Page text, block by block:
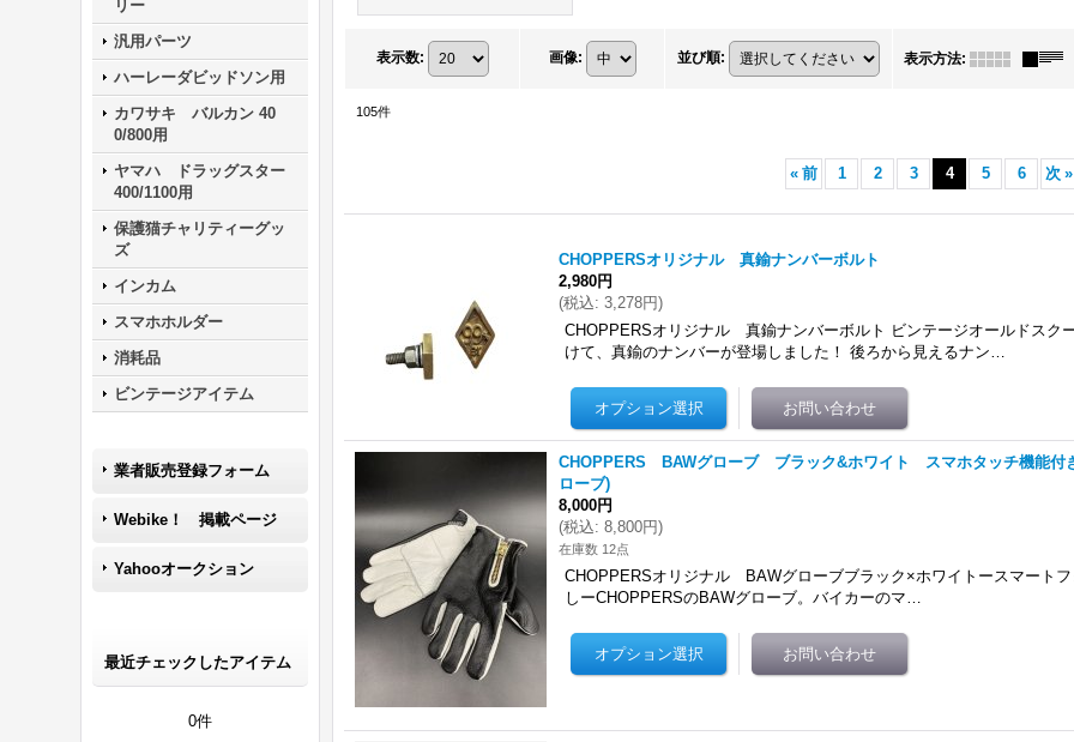
リー
汎用パーツ
ハーレーダビッドソン用
カワサキ バルカン 40
0/800用
ヤマハ ドラッグスター
400/1100用
保護猫チャリティーグッ
ズ
インカム
スマホホルダー
消耗品
ビンテージアイテム
業者販売登録フォーム
Webike！ 掲載ページ
Yahooオークション
最近チェックしたアイテム
0件
表示数: 画像: 並び順: 表示方法:
105件
« 前 1 2 3 4 5 6 次 »
CHOPPERSオリジナル 真鍮ナンバーボルト
2,980円
(税込: 3,278円)
CHOPPERSオリジナル 真鍮ナンバーボルト ビンテージオールドスク
けて、真鍮のナンバーが登場しました！ 後ろから見えるナン…
CHOPPERS BAWグローブ ブラック&ホワイト スマホタッチ機能付
ローブ)
8,000円
(税込: 8,800円)
在庫数 12点
CHOPPERSオリジナル BAWグローブブラック×ホワイトースマートフ
しーCHOPPERSのBAWグローブ。バイカーのマ…